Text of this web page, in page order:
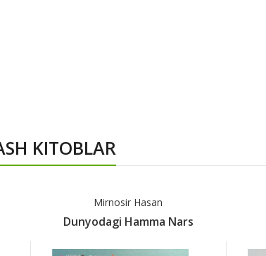
KITOBLAR
Mirnosir Hasan
Dunyodagi Hamma Nars